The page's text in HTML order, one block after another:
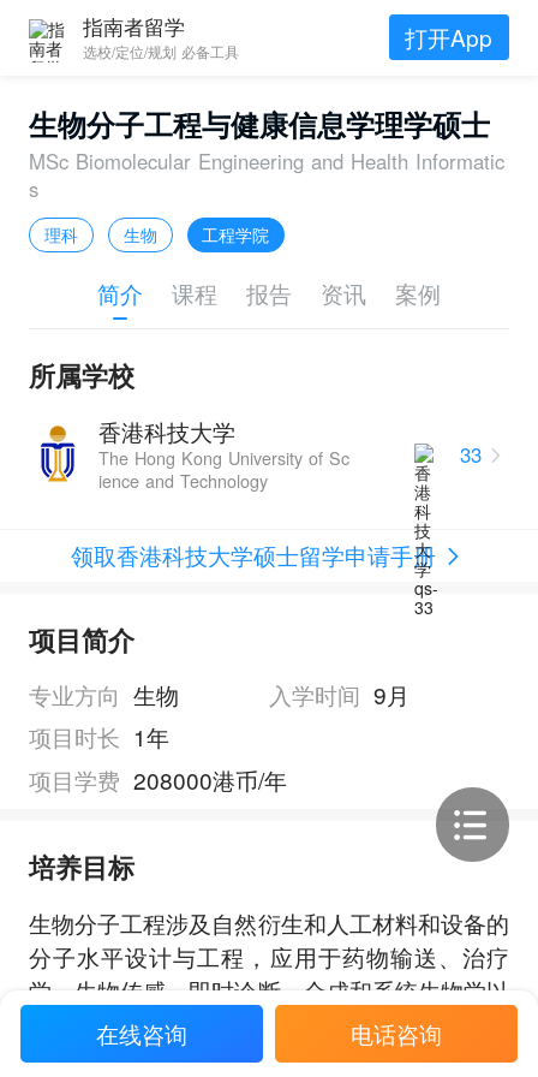
指南者留学
选校/定位/规划 必备工具 打开App
生物分子工程与健康信息学理学硕士
MSc Biomolecular Engineering and Health Informatic
s
理科 生物 工程学院
简介 课程 报告 资讯 案例
所属学校
香港科技大学
The Hong Kong University of Sc
ience and Technology
33
领取香港科技大学硕士留学申请手册
项目简介
专业方向 生物 入学时间 9月
项目时长 1年
项目学费 208000港币/年
培养目标
生物分子工程涉及自然衍生和人工材料和设备的
分子水平设计与工程，应用于药物输送、治疗
学、生物传感、即时诊断、合成和系统生物学以
及组学技术等领域。健康信息学结合了来自数
学、数据科学和计算机科学的技能，以获取、处
在线咨询 电话咨询